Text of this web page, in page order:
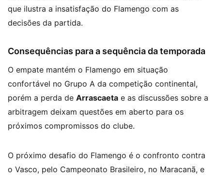
que ilustra a insatisfação do Flamengo com as
decisões da partida.
Consequências para a sequência da temporada
O empate mantém o Flamengo em situação
confortável no Grupo A da competição continental,
porém a perda de Arrascaeta e as discussões sobre a
arbitragem deixam questões em aberto para os
próximos compromissos do clube.
O próximo desafio do Flamengo é o confronto contra
o Vasco, pelo Campeonato Brasileiro, no Maracanã, e